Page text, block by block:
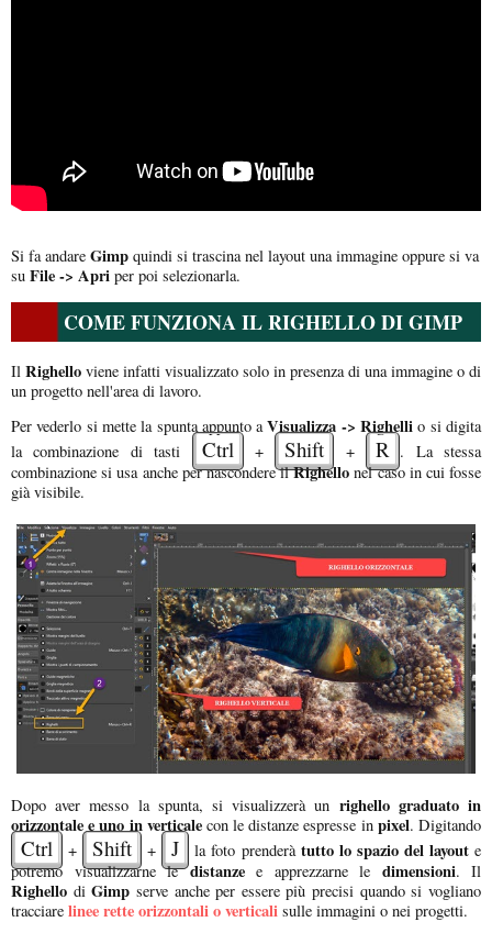
Si fa andare Gimp quindi si trascina nel layout una immagine oppure si va
su File -> Apri per poi selezionarla.
COME FUNZIONA IL RIGHELLO DI GIMP
Il Righello viene infatti visualizzato solo in presenza di una immagine o di
un progetto nell'area di lavoro.
Per vederlo si mette la spunta appunto aVisualizza -> Righelli o si digita
la combinazione di tasti
Ctrl + Shift + R . La stessa
combinazione si usa anche per nascondere ilRighello nel caso in cui fosse
già visibile.
Dopo aver messo la spunta, si visualizzerà un righello graduato in
orizzontale e uno in verticalecon le distanze espresse inpixel. Digitando
Ctrl + Shift + J la foto prenderàtutto lo spazio del layoute
potremo visualizzarne ledistanze e apprezzarne le dimensioni. Il
Righello diGimp serve anche per essere più precisi quando si vogliano
tracciare linee rette orizzontali o verticali sulle immagini o nei progetti.